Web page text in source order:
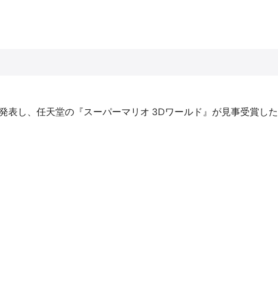
表し、任天堂の『スーパーマリオ 3Dワールド』が見事受賞し